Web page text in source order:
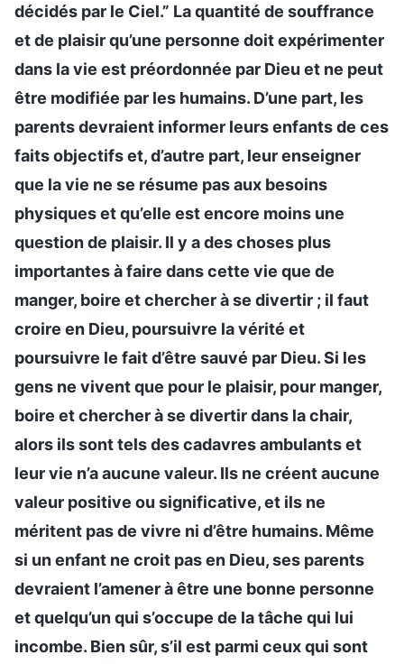
décidés par le Ciel.” La quantité de souffrance
et de plaisir qu’une personne doit expérimenter
dans la vie est préordonnée par Dieu et ne peut
être modifiée par les humains. D’une part, les
parents devraient informer leurs enfants de ces
faits objectifs et, d’autre part, leur enseigner
que la vie ne se résume pas aux besoins
physiques et qu’elle est encore moins une
question de plaisir. Il y a des choses plus
importantes à faire dans cette vie que de
manger, boire et chercher à se divertir ; il faut
croire en Dieu, poursuivre la vérité et
poursuivre le fait d’être sauvé par Dieu. Si les
gens ne vivent que pour le plaisir, pour manger,
boire et chercher à se divertir dans la chair,
alors ils sont tels des cadavres ambulants et
leur vie n’a aucune valeur. Ils ne créent aucune
valeur positive ou significative, et ils ne
méritent pas de vivre ni d’être humains. Même
si un enfant ne croit pas en Dieu, ses parents
devraient l’amener à être une bonne personne
et quelqu’un qui s’occupe de la tâche qui lui
incombe. Bien sûr, s’il est parmi ceux qui sont